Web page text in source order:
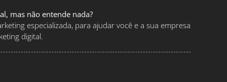
mas não entende nada?
especializada, para ajudar você e a sua empresa
digital.